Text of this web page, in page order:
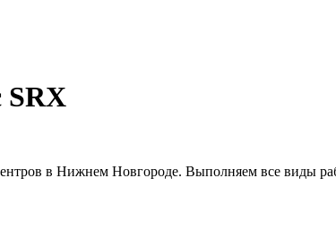
SRX
в Нижнем Новгороде. Выполняем все виды